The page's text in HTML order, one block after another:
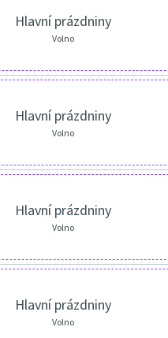
Hlavní prázdniny
Volno
Hlavní prázdniny
Volno
Hlavní prázdniny
Volno
Hlavní prázdniny
Volno